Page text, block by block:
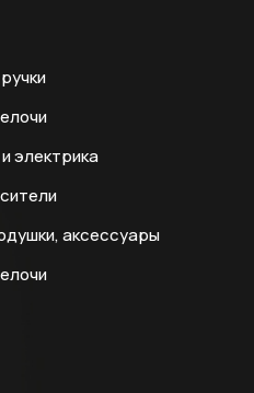
электрика
аксессуары